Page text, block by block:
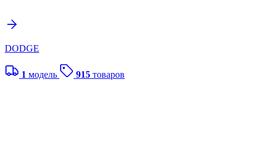
DODGE
1 модель 915 товаров